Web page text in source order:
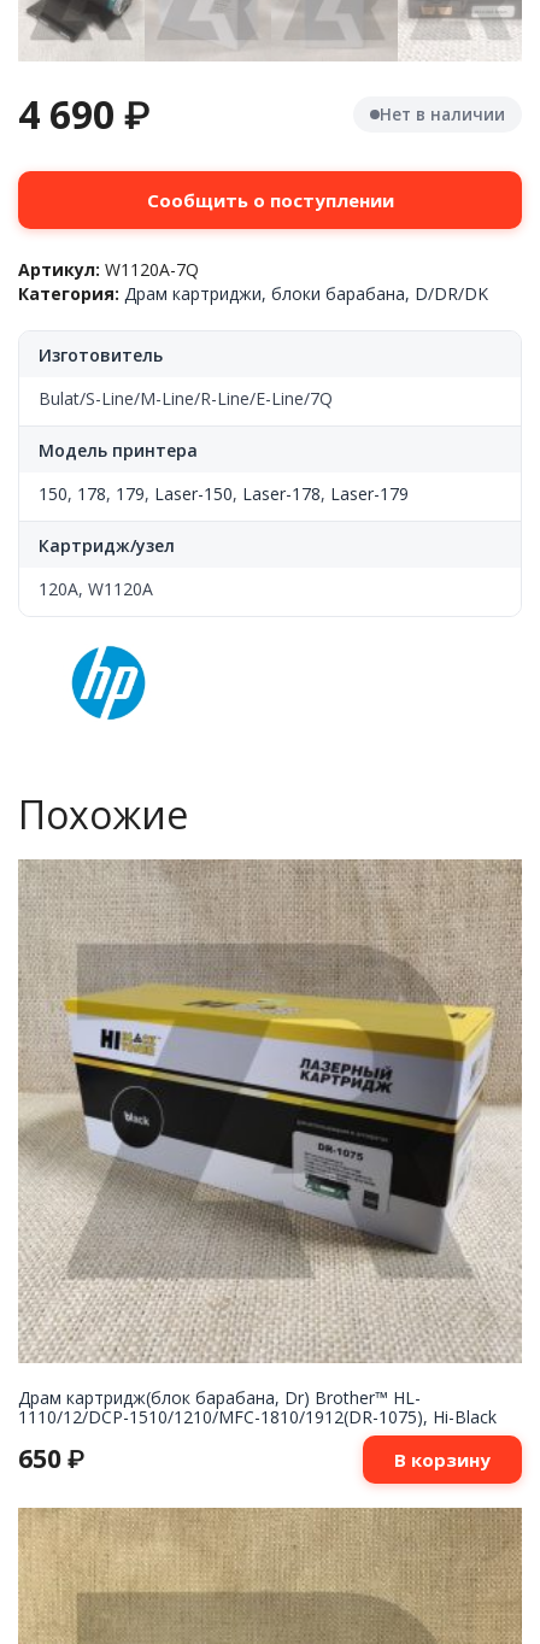
4 690 ₽ Нет в наличии
Сообщить о поступлении
Артикул: W1120A-7Q
Категория: Драм картриджи, блоки барабана, D/DR/DK
Изготовитель
Bulat/S-Line/M-Line/R-Line/E-Line/7Q
Модель принтера
150, 178, 179, Laser-150, Laser-178, Laser-179
Картридж/узел
120A, W1120A
Похожие
Драм картридж(блок барабана, Dr) Brother™ HL-
1110/12/DCP-1510/1210/MFC-1810/1912(DR-1075), Hi-Black
650 ₽ В корзину